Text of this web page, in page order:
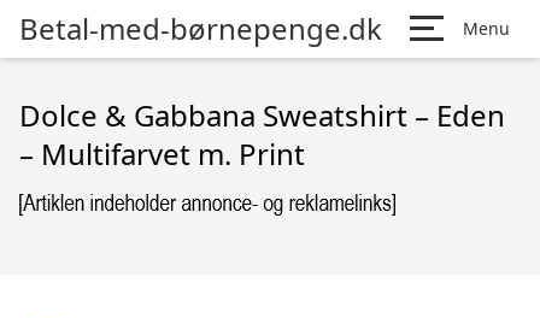
Betal-med-børnepenge.dk Menu
Dolce & Gabbana Sweatshirt – Eden
– Multifarvet m. Print